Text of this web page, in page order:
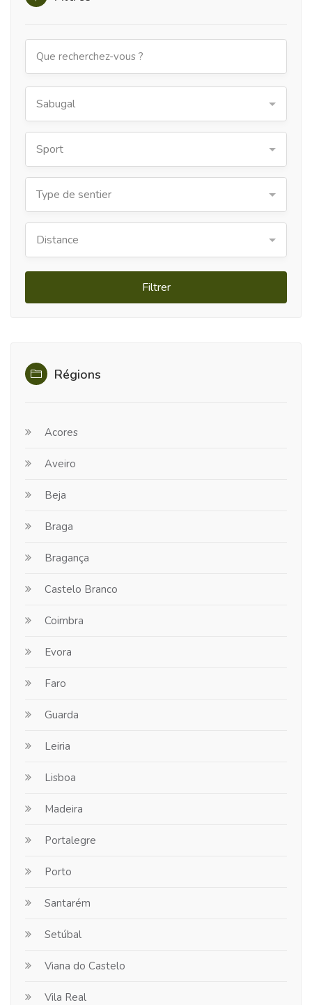
Sabugal
Sport
Type de sentier
Distance
Filtrer
Régions
Acores
Aveiro
Beja
Braga
Bragança
Castelo Branco
Coimbra
Evora
Faro
Guarda
Leiria
Lisboa
Madeira
Portalegre
Porto
Santarém
Setúbal
Viana do Castelo
Vila Real